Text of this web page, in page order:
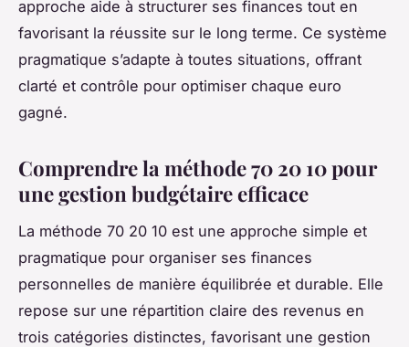
approche aide à structurer ses finances tout en
favorisant la réussite sur le long terme. Ce système
pragmatique s’adapte à toutes situations, offrant
clarté et contrôle pour optimiser chaque euro
gagné.
Comprendre la méthode 70 20 10 pour
une gestion budgétaire efficace
La méthode 70 20 10 est une approche simple et
pragmatique pour organiser ses finances
personnelles de manière équilibrée et durable. Elle
repose sur une répartition claire des revenus en
trois catégories distinctes, favorisant une gestion